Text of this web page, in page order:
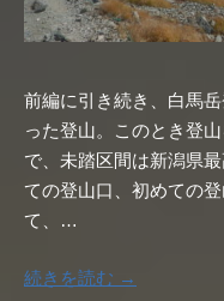
前編に引き続き、白馬
った登山。このとき登
で、未踏区間は新潟県
ての登山口、初めての
て、…
続きを読む →